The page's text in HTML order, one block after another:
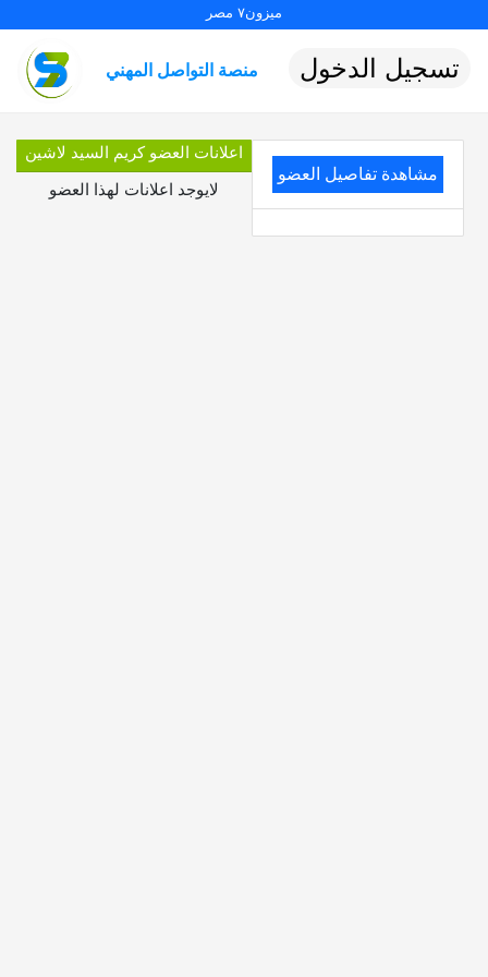
ميزون٧ مصر
منصة التواصل المهني تسجيل الدخول
مشاهدة تفاصيل العضو
اعلانات العضو كريم السيد لاشين
لايوجد اعلانات لهذا العضو